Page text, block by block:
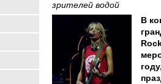
зрителей водой
В